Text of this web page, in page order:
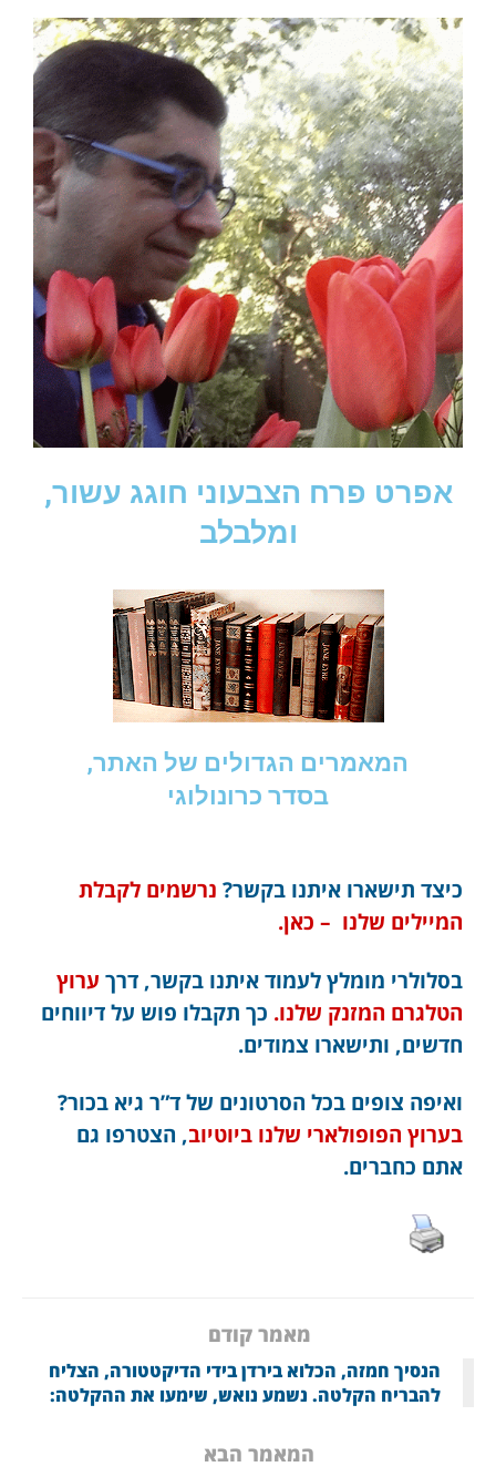
אפרט פרח הצבעוני חוגג עשור,
ומלבלב
המאמרים הגדולים של האתר,
בסדר כרונולוגי
כיצד תישארו איתנו בקשר? נרשמים לקבלת
המיילים שלנו – כאן.
בסלולרי מומלץ לעמוד איתנו בקשר, דרך ערוץ
הטלגרם המזנק שלנו. כך תקבלו פוש על דיווחים
חדשים, ותישארו צמודים.
ואיפה צופים בכל הסרטונים של ד”ר גיא בכור?
בערוץ הפופולארי שלנו ביוטיוב, הצטרפו גם
אתם כחברים.
מאמר קודם
הנסיך חמזה, הכלוא בירדן בידי הדיקטטורה, הצליח
להבריח הקלטה. נשמע נואש, שימעו את ההקלטה:
המאמר הבא